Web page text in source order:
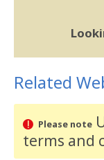
Related
Please note
terms and